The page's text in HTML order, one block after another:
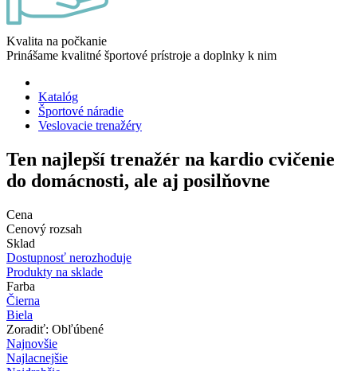
Kvalita na počkanie
Prinášame kvalitné športové prístroje a doplnky k nim
Katalóg
Športové náradie
Veslovacie trenažéry
Ten najlepší trenažér na kardio cvičenie
do domácnosti, ale aj posilňovne
Cena
Cenový rozsah
Sklad
Dostupnosť nerozhoduje
Produkty na sklade
Farba
Čierna
Biela
Zoradiť: Obľúbené
Najnovšie
Najlacnejšie